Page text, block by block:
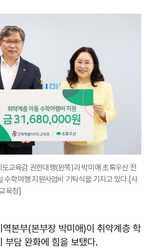
교육감 권한대행(왼쪽)과 박미애 초록우산 전
수학여행 지원사업비 기탁식을 기지고 있다.[사
육청]
역본부(본부장 박미애)이 취약계층 학
부담 완화에 힘을 보탰다.